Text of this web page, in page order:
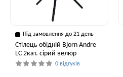
Під замовлення до 21 день
Стілець обідній Bjorn Andre
LC 2кат. сірий велюр
0 відгуків